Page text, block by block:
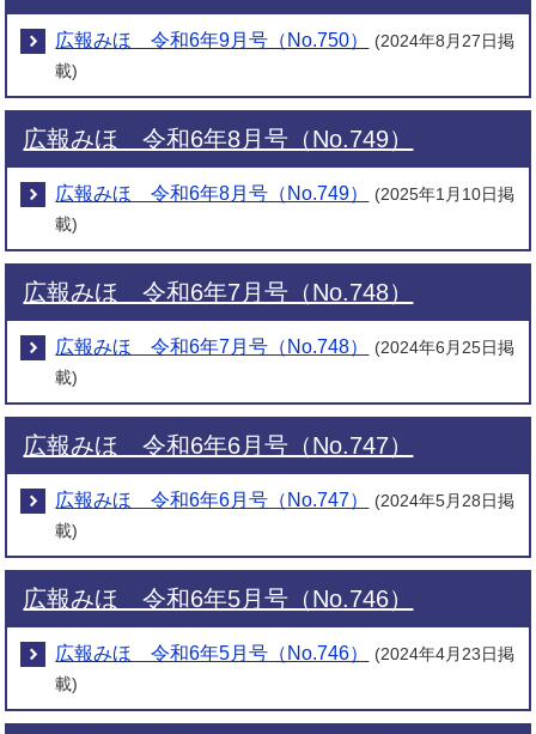
広報みほ 令和6年9月号（No.750）
(2024年8月27日掲
載)
広報みほ 令和6年8月号（No.749）
広報みほ 令和6年8月号（No.749）
(2025年1月10日掲
載)
広報みほ 令和6年7月号（No.748）
広報みほ 令和6年7月号（No.748）
(2024年6月25日掲
載)
広報みほ 令和6年6月号（No.747）
広報みほ 令和6年6月号（No.747）
(2024年5月28日掲
載)
広報みほ 令和6年5月号（No.746）
広報みほ 令和6年5月号（No.746）
(2024年4月23日掲
載)